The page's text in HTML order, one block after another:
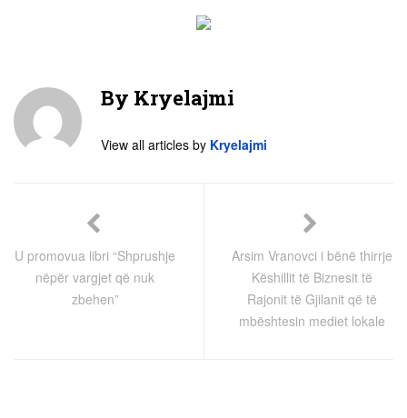
By Kryelajmi
View all articles by Kryelajmi
U promovua libri “Shprushje
nëpër vargjet që nuk
zbehen”
Arsim Vranovci i bënë thirrje
Këshillit të Biznesit të
Rajonit të Gjilanit që të
mbështesin mediet lokale